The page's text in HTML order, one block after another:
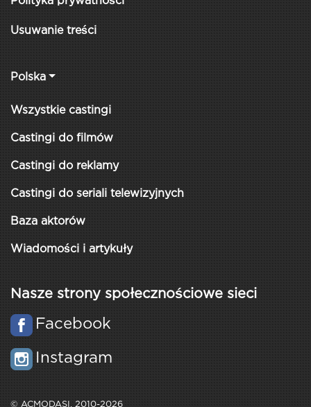
Usuwanie treści
Polska
Wszystkie castingi
Castingi do filmów
Castingi do reklamy
Castingi do seriali telewizyjnych
Baza aktorów
Wiadomości i artykuły
Nasze strony społecznościowe sieci
Facebook
Instagram
© ACMODASI, 2010-2026